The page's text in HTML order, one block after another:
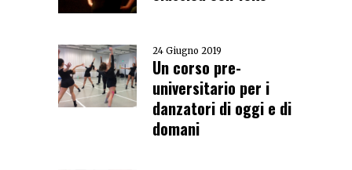
24 Giugno 2019
Un corso pre-
universitario per i
danzatori di oggi e di
domani